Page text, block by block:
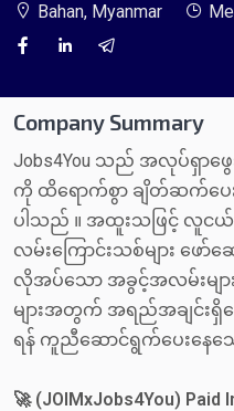
Bahan, Myanmar
Company Summary
Jobs4You သည် အလုပ်ရှာဖွေ
ကို ထိရောက်စွာ ချိတ်ဆက်ပေး
ပါသည် ။ အထူးသဖြင့် လူငယ်
လမ်းကြောင်းသစ်များ ဖော်
လိုအပ်သော အခွင့်အလမ်းများ
များအတွက် အရည်အချင်းရှိသ
ရန် ကူညီဆောင်ရွက်ပေးနေသ
🚀 (JOIMxJobs4You) Paid